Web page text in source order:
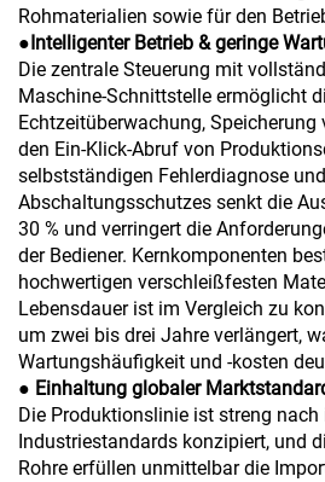
Rohmaterialien sowie für den
●Intelligenter Betrieb & geringe
Die zentrale Steuerung mit
Maschine-Schnittstelle ermöglicht
Echtzeitüberwachung, Speicherung
den Ein-Klick-Abruf von
selbstständigen Fehlerdiagnose und
Abschaltungsschutzes senkt die
30 % und verringert die
der Bediener. Kernkomponenten
hochwertigen verschleißfesten
Lebensdauer ist im Vergleich zu
um zwei bis drei Jahre verlängert,
Wartungshäufigkeit und -kosten
● Einhaltung globaler
Die Produktionslinie ist streng
Industriestandards konzipiert, und
Rohre erfüllen unmittelbar die